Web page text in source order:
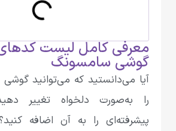
معرفی کامل لیست
گوشی سامسونگ
آیا می‌دانستید که می‌توانید
را به‌صورت دلخواه تغییر
پیشرفته‌ای را به آن اضافه